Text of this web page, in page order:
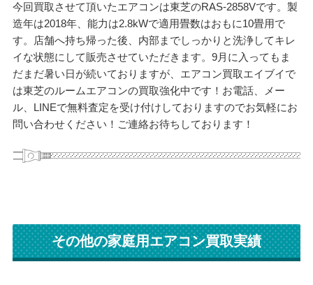
今回買取させて頂いたエアコンは東芝のRAS-2858Vです。製
造年は2018年、能力は2.8kWで適用畳数はおもに10畳用で
す。店舗へ持ち帰った後、内部までしっかりと洗浄してキレ
イな状態にして販売させていただきます。9月に入ってもま
だまだ暑い日が続いておりますが、エアコン買取エイブイで
は東芝のルームエアコンの買取強化中です！お電話、メー
ル、LINEで無料査定を受け付けしておりますのでお気軽にお
問い合わせください！ご連絡お待ちしております！
その他の家庭用エアコン買取実績